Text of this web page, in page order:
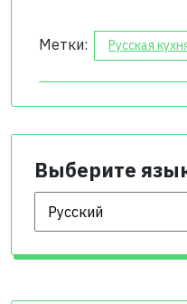
Метки: Русская
Выберите
Выберите язык